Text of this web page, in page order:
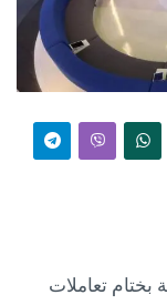
بختام تعاملات